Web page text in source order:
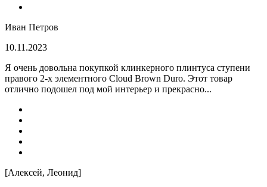
Иван Петров
10.11.2023
Я очень довольна покупкой клинкерного плинтуса ступени
правого 2-х элементного Cloud Brown Duro. Этот товар
отлично подошел под мой интерьер и прекрасно...
[Алексей, Леонид]